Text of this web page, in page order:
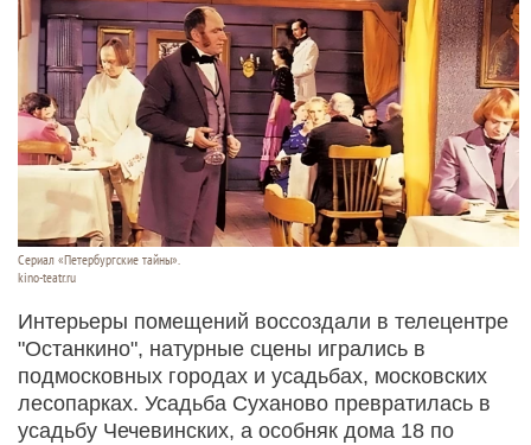
Сериал «Петербургские тайны».
kino-teatr.ru
Интерьеры помещений воссоздали в телецентре
"Останкино", натурные сцены игрались в
подмосковных городах и усадьбах, московских
лесопарках. Усадьба Суханово превратилась в
усадьбу Чечевинских, а особняк дома 18 по